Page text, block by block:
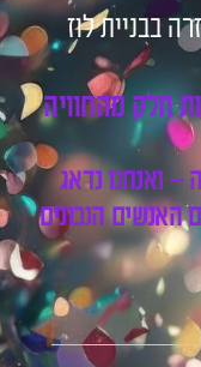
בבניית לוז
חלק מהחוויה
– ואנחנו נדאג
האנשים הנכונים